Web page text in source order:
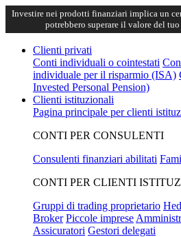
Investire nei prodotti finanziari implica un
potrebbero superare il valore del
Clienti privati
Conti individuali o cointestati
individuale per il risparmio (ISA)
Invested Personal Pension)
Clienti istituzionali
Pagina principale per clienti
CONTI PER CONSULENTI
Consulenti finanziari abilitati
CONTI PER CLIENTI
Gruppi di trading proprietario
Broker Piccole imprese
Assicuratori Gestori delegati